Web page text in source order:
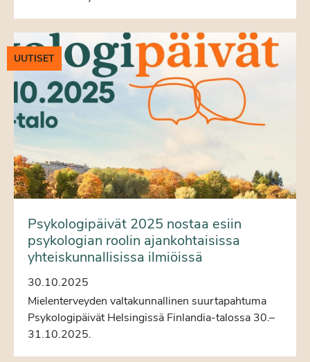
UUTISET
Psykologipäivät 2025 nostaa esiin
psykologian roolin ajankohtaisissa
yhteiskunnallisissa ilmiöissä
30.10.2025
Mielenterveyden valtakunnallinen suurtapahtuma
Psykologipäivät Helsingissä Finlandia-talossa 30.–
31.10.2025.